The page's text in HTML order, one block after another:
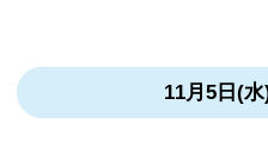
11月5日(